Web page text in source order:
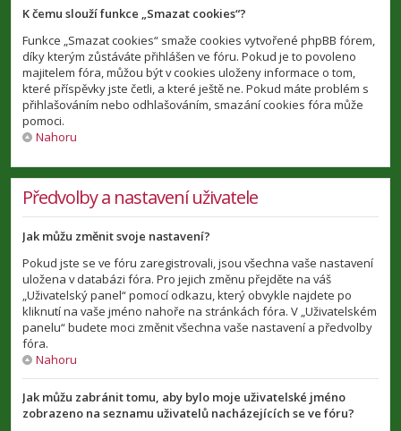
K čemu slouží funkce „Smazat cookies“?
Funkce „Smazat cookies“ smaže cookies vytvořené phpBB fórem,
díky kterým zůstáváte přihlášen ve fóru. Pokud je to povoleno
majitelem fóra, můžou být v cookies uloženy informace o tom,
které příspěvky jste četli, a které ještě ne. Pokud máte problém s
přihlašováním nebo odhlašováním, smazání cookies fóra může
pomoci.
Nahoru
Předvolby a nastavení uživatele
Jak můžu změnit svoje nastavení?
Pokud jste se ve fóru zaregistrovali, jsou všechna vaše nastavení
uložena v databázi fóra. Pro jejich změnu přejděte na váš
„Uživatelský panel“ pomocí odkazu, který obvykle najdete po
kliknutí na vaše jméno nahoře na stránkách fóra. V „Uživatelském
panelu“ budete moci změnit všechna vaše nastavení a předvolby
fóra.
Nahoru
Jak můžu zabránit tomu, aby bylo moje uživatelské jméno
zobrazeno na seznamu uživatelů nacházejících se ve fóru?